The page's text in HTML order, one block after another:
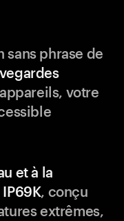
sans phrase de
votre
et à la
, conçu
extrêmes,